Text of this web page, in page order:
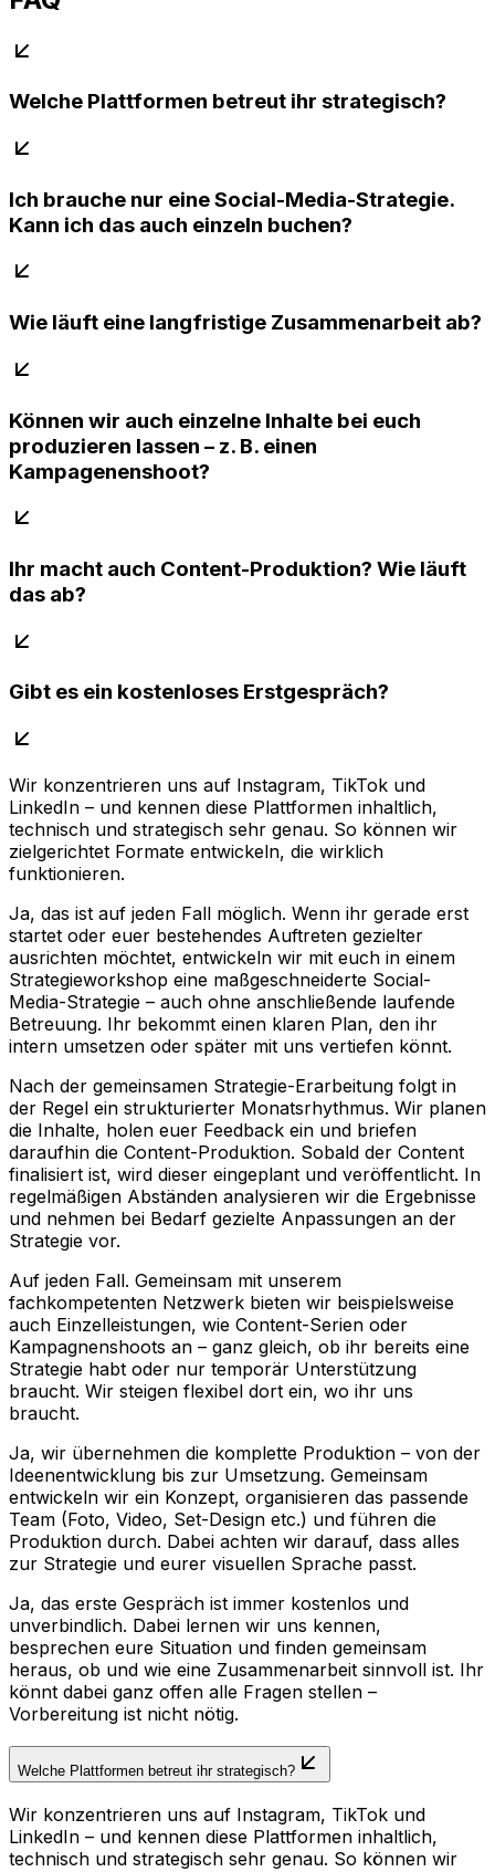
Welche Plattformen betreut ihr strategisch?
Ich brauche nur eine Social-Media-Strategie.
Kann ich das auch einzeln buchen?
Wie läuft eine langfristige Zusammenarbeit ab?
Können wir auch einzelne Inhalte bei euch
produzieren lassen – z. B. einen
Kampagenenshoot?
Ihr macht auch Content-Produktion? Wie läuft
das ab?
Gibt es ein kostenloses Erstgespräch?
Wir konzentrieren uns auf Instagram, TikTok und
LinkedIn – und kennen diese Plattformen inhaltlich,
technisch und strategisch sehr genau. So können wir
zielgerichtet Formate entwickeln, die wirklich
funktionieren.
Ja, das ist auf jeden Fall möglich. Wenn ihr gerade erst
startet oder euer bestehendes Auftreten gezielter
ausrichten möchtet, entwickeln wir mit euch in einem
Strategieworkshop eine maßgeschneiderte Social-
Media-Strategie – auch ohne anschließende laufende
Betreuung. Ihr bekommt einen klaren Plan, den ihr
intern umsetzen oder später mit uns vertiefen könnt.
Nach der gemeinsamen Strategie-Erarbeitung folgt in
der Regel ein strukturierter Monatsrhythmus. Wir planen
die Inhalte, holen euer Feedback ein und briefen
daraufhin die Content-Produktion. Sobald der Content
finalisiert ist, wird dieser eingeplant und veröffentlicht. In
regelmäßigen Abständen analysieren wir die Ergebnisse
und nehmen bei Bedarf gezielte Anpassungen an der
Strategie vor.
Auf jeden Fall. Gemeinsam mit unserem
fachkompetenten Netzwerk bieten wir beispielsweise
auch Einzelleistungen, wie Content-Serien oder
Kampagnenshoots an – ganz gleich, ob ihr bereits eine
Strategie habt oder nur temporär Unterstützung
braucht. Wir steigen flexibel dort ein, wo ihr uns
braucht.
Ja, wir übernehmen die komplette Produktion – von der
Ideenentwicklung bis zur Umsetzung. Gemeinsam
entwickeln wir ein Konzept, organisieren das passende
Team (Foto, Video, Set-Design etc.) und führen die
Produktion durch. Dabei achten wir darauf, dass alles
zur Strategie und eurer visuellen Sprache passt.
Ja, das erste Gespräch ist immer kostenlos und
unverbindlich. Dabei lernen wir uns kennen,
besprechen eure Situation und finden gemeinsam
heraus, ob und wie eine Zusammenarbeit sinnvoll ist. Ihr
könnt dabei ganz offen alle Fragen stellen –
Vorbereitung ist nicht nötig.
Welche Plattformen betreut ihr strategisch?
Wir konzentrieren uns auf Instagram, TikTok und
LinkedIn – und kennen diese Plattformen inhaltlich,
technisch und strategisch sehr genau. So können wir